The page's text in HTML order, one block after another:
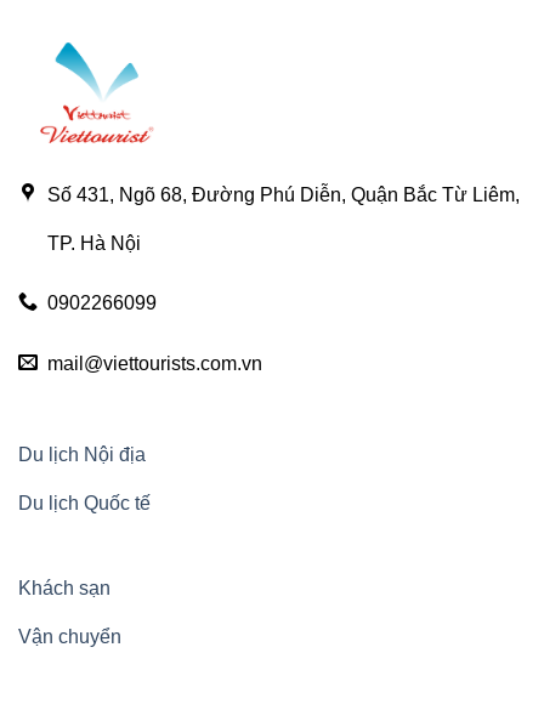
Số 431, Ngõ 68, Đường Phú Diễn, Quận Bắc Từ Liêm,
TP. Hà Nội
0902266099
mail@viettourists.com.vn
Du lịch Nội địa
Du lịch Quốc tế
Khách sạn
Vận chuyển